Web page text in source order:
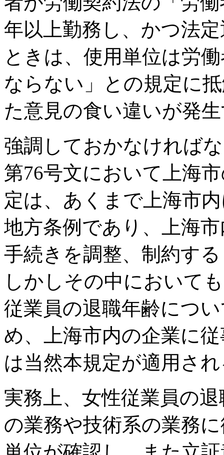
年以上勤務し、かつ法
ときは、使用単位は労
ならない」との規定に
た意見の食い違いが発
強調しておかなければ
第76号文において上海
定は、あくまで上海市
地方条例であり、上海
手続きを調整、制約す
しかしその中において
従業員の退職年齢につ
め、上海市内の企業に
は当然本規定が適用さ
実務上、女性従業員の
の業務や技術系の業務